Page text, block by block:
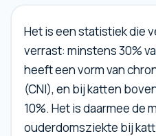
Het is een statistiek die
verrast: minstens 30%
heeft een vorm van
(CNI), en bij katten
10%. Het is daarmee de
ouderdomsziekte bij